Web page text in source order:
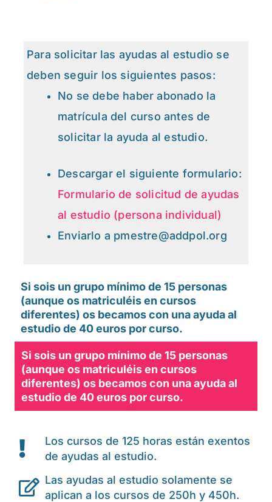
Para solicitar las ayudas al estudio se
deben seguir los siguientes pasos:
No se debe haber abonado la
matrícula del curso antes de
solicitar la ayuda al estudio.
Descargar el siguiente formulario:
Formulario de solicitud de ayudas
al estudio (persona individual)
Enviarlo a pmestre@addpol.org
Si sois un grupo mínimo de 15 personas
(aunque os matriculéis en cursos
diferentes) os becamos con una ayuda al
estudio de 40 euros por curso.
Si sois un grupo mínimo de 15 personas
(aunque os matriculéis en cursos
diferentes) os becamos con una ayuda al
estudio de 40 euros por curso.
Los cursos de 125 horas están exentos
de ayudas al estudio.
Las ayudas al estudio solamente se
aplican a los cursos de 250h y 450h.